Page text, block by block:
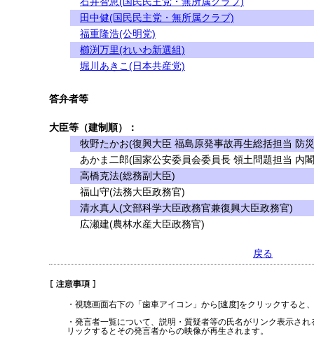
田中健(国民民主党・無所属クラブ)
福重隆浩(公明党)
櫛渕万里(れいわ新選組)
堀川あきこ(日本共産党)
答弁者等
大臣等（建制順）：
牧野たかお(復興大臣 福島原発事故再生総括担当 防
あかま二郎(国家公安委員会委員長 領土問題担当 内
高橋克法(総務副大臣)
福山守(法務大臣政務官)
清水真人(文部科学大臣政務官兼復興大臣政務官)
広瀬建(農林水産大臣政務官)
戻る
・視聴画面右下の「歯車アイコン」から[速度]をクリックすると
・発言者一覧について、説明・質疑者等の氏名がリンク表示さ
リックするとその発言者からの映像が再生されます。